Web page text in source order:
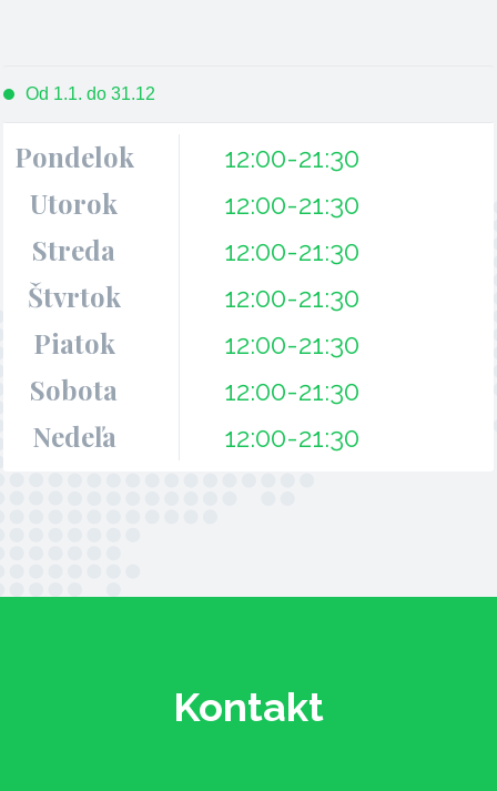
Od 1.1. do 31.12
Pondelok 12:00-21:30
Utorok 12:00-21:30
Streda 12:00-21:30
Štvrtok 12:00-21:30
Piatok 12:00-21:30
Sobota 12:00-21:30
Nedeľa 12:00-21:30
Kontakt